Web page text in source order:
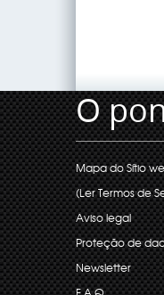
O
Mapa do Sítio
(Ler Termos de
Aviso legal
Proteção de
Newsletter